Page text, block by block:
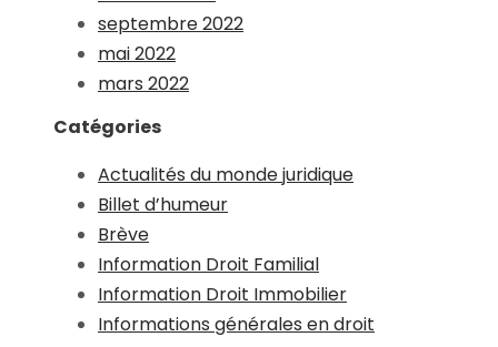
septembre 2022
mai 2022
mars 2022
Catégories
Actualités du monde juridique
Billet d’humeur
Brève
Information Droit Familial
Information Droit Immobilier
Informations générales en droit